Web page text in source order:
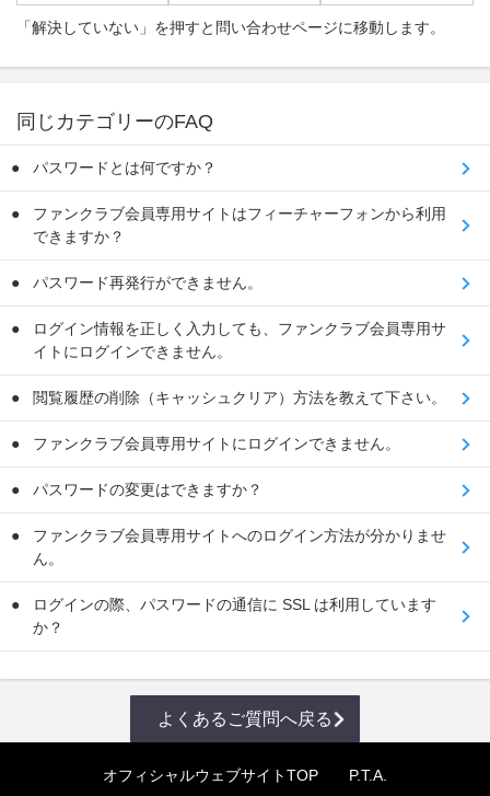
「解決していない」を押すと問い合わせページに移動します。
同じカテゴリーのFAQ
パスワードとは何ですか？
ファンクラブ会員専用サイトはフィーチャーフォンから利用
できますか？
パスワード再発行ができません。
ログイン情報を正しく入力しても、ファンクラブ会員専用サ
イトにログインできません。
閲覧履歴の削除（キャッシュクリア）方法を教えて下さい。
ファンクラブ会員専用サイトにログインできません。
パスワードの変更はできますか？
ファンクラブ会員専用サイトへのログイン方法が分かりませ
ん。
ログインの際、パスワードの通信に SSL は利用しています
か？
よくあるご質問へ戻る
オフィシャルウェブサイトTOP P.T.A.